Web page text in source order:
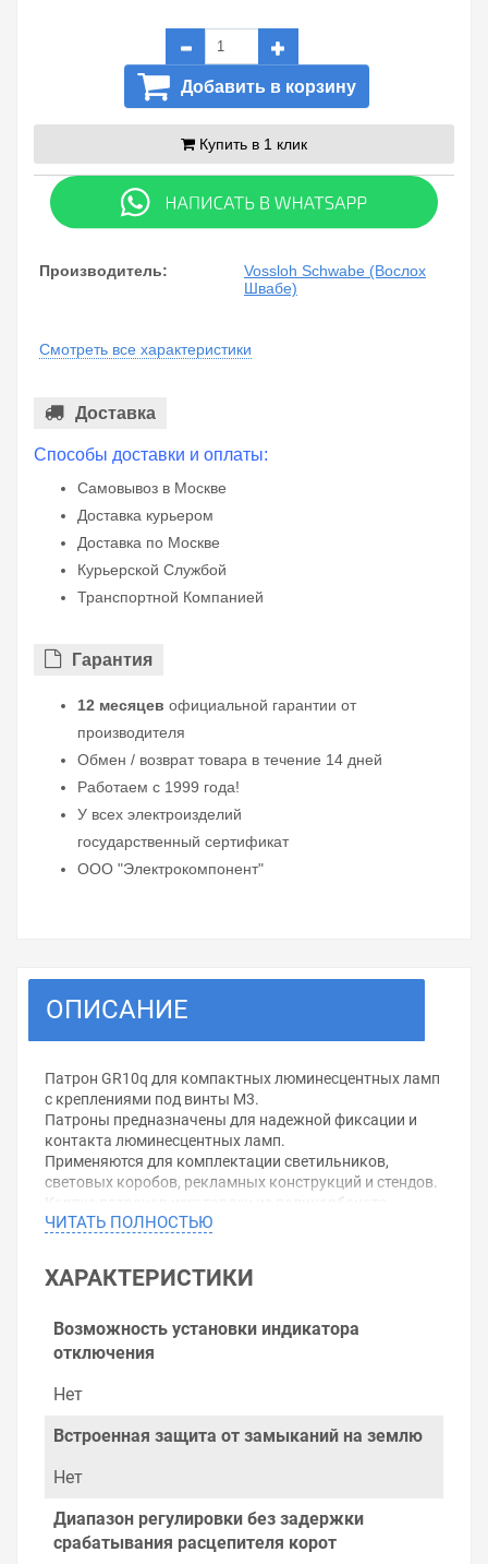
Добавить в корзину
Купить в 1 клик
Производитель:
Vossloh Schwabe (Вослох
Швабе)
Смотреть все характеристики
Доставка
Способы доставки и оплаты:
Самовывоз в Москве
Доставка курьером
Доставка по Москве
Курьерской Службой
Транспортной Компанией
Гарантия
12 месяцев официальной гарантии от
производителя
Обмен / возврат товара в течение 14 дней
Работаем с 1999 года!
У всех электроизделий
государственный сертификат
ООО "Электрокомпонент"
ОПИСАНИЕ
Патрон GR10q для компактных люминесцентных ламп
с креплениями под винты М3.
Патроны предназначены для надежной фиксации и
контакта люминесцентных ламп.
Применяются для комплектации светильников,
световых коробов, рекламных конструкций и стендов.
Корпус патронов изготовлен из поликарбоната.
Контактная группа патронов – латунь.
Уважаемые покупатели.
данном сайте справочная информация о товарах не
является офертой, наличие и стоимость оборудования
удовольствием помогут Вам в выборе оборудования и
внешний вид, технические характеристики и
Цена на Патрон 35550 VS GR10q под винты M3 , у нас
всегда одни из лучших. Сравните с прайсом в других
ЧИТАТЬ ПОЛНОСТЬЮ
ХАРАКТЕРИСТИКИ
Возможность установки индикатора
отключения
Нет
Встроенная защита от замыканий на землю
Нет
Диапазон регулировки без задержки
срабатывания расцепителя корот